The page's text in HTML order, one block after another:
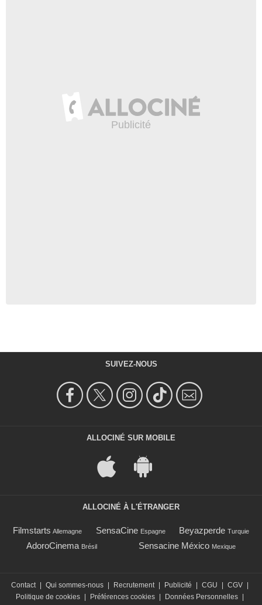
SUIVEZ-NOUS
ALLOCINÉ SUR MOBILE
ALLOCINÉ À L'ÉTRANGER
Filmstarts Allemagne SensaCine Espagne Beyazperde Turquie
AdoroCinema Brésil Sensacine México Mexique
Contact Qui sommes-nous Recrutement Publicité CGU CGV
Politique de cookies
Préférences cookies Données Personnelles